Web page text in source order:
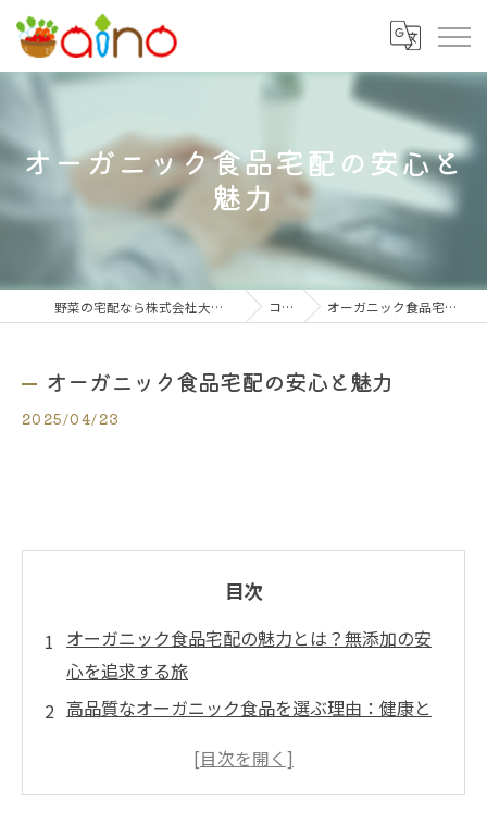
オーガニック食品宅配の安心と
魅力
野菜の宅配なら株式会社大阪愛農食品センター コラム オーガニック食品宅配の安心と魅力
オーガニック食品宅配の安心と魅力
2025/04/23
目次
オーガニック食品宅配の魅力とは？無添加の安
心を追求する旅
高品質なオーガニック食品を選ぶ理由：健康と
厳選された農家とのつながり：オーガニック食